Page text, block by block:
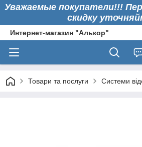
Уважаемые покупатели!!!
скидку
Интернет-магазин "Алькор"
Товари та послуги Системи